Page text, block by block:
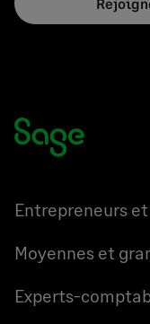
Entrepreneurs
Moyennes et
Experts-